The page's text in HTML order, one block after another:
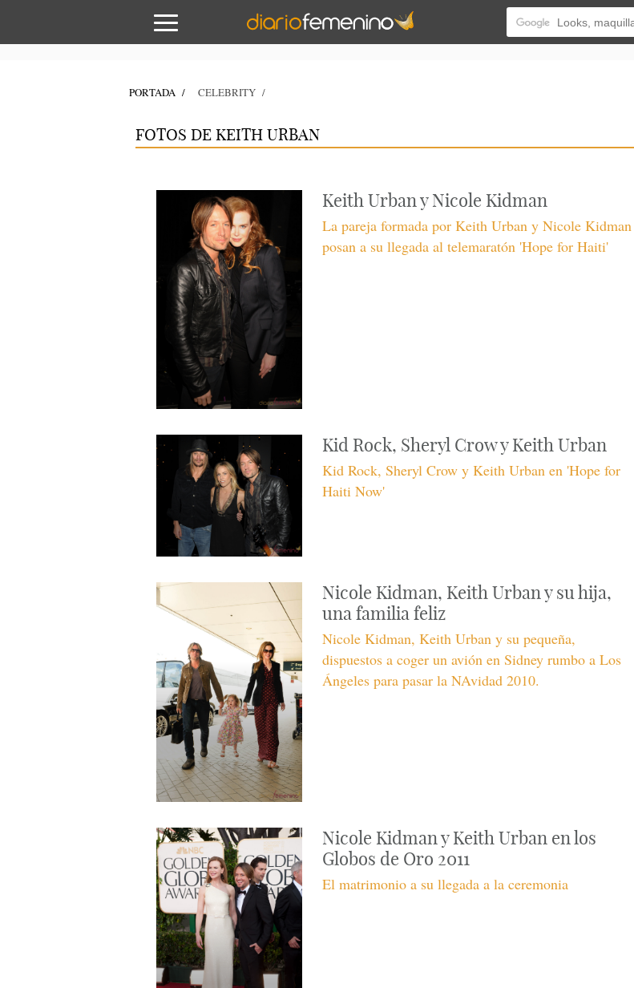
PORTADA CELEBRITY
FOTOS DE KEITH URBAN
Keith Urban y Nicole Kidman
La pareja formada por Keith Urban y Nicole Kidman
posan a su llegada al telemaratón 'Hope for Haiti'
Kid Rock, Sheryl Crow y Keith Urban
Kid Rock, Sheryl Crow y Keith Urban en 'Hope for
Haiti Now'
Nicole Kidman, Keith Urban y su hija,
una familia feliz
Nicole Kidman, Keith Urban y su pequeña,
dispuestos a coger un avión en Sidney rumbo a Los
Ángeles para pasar la NAvidad 2010.
Nicole Kidman y Keith Urban en los
Globos de Oro 2011
El matrimonio a su llegada a la ceremonia